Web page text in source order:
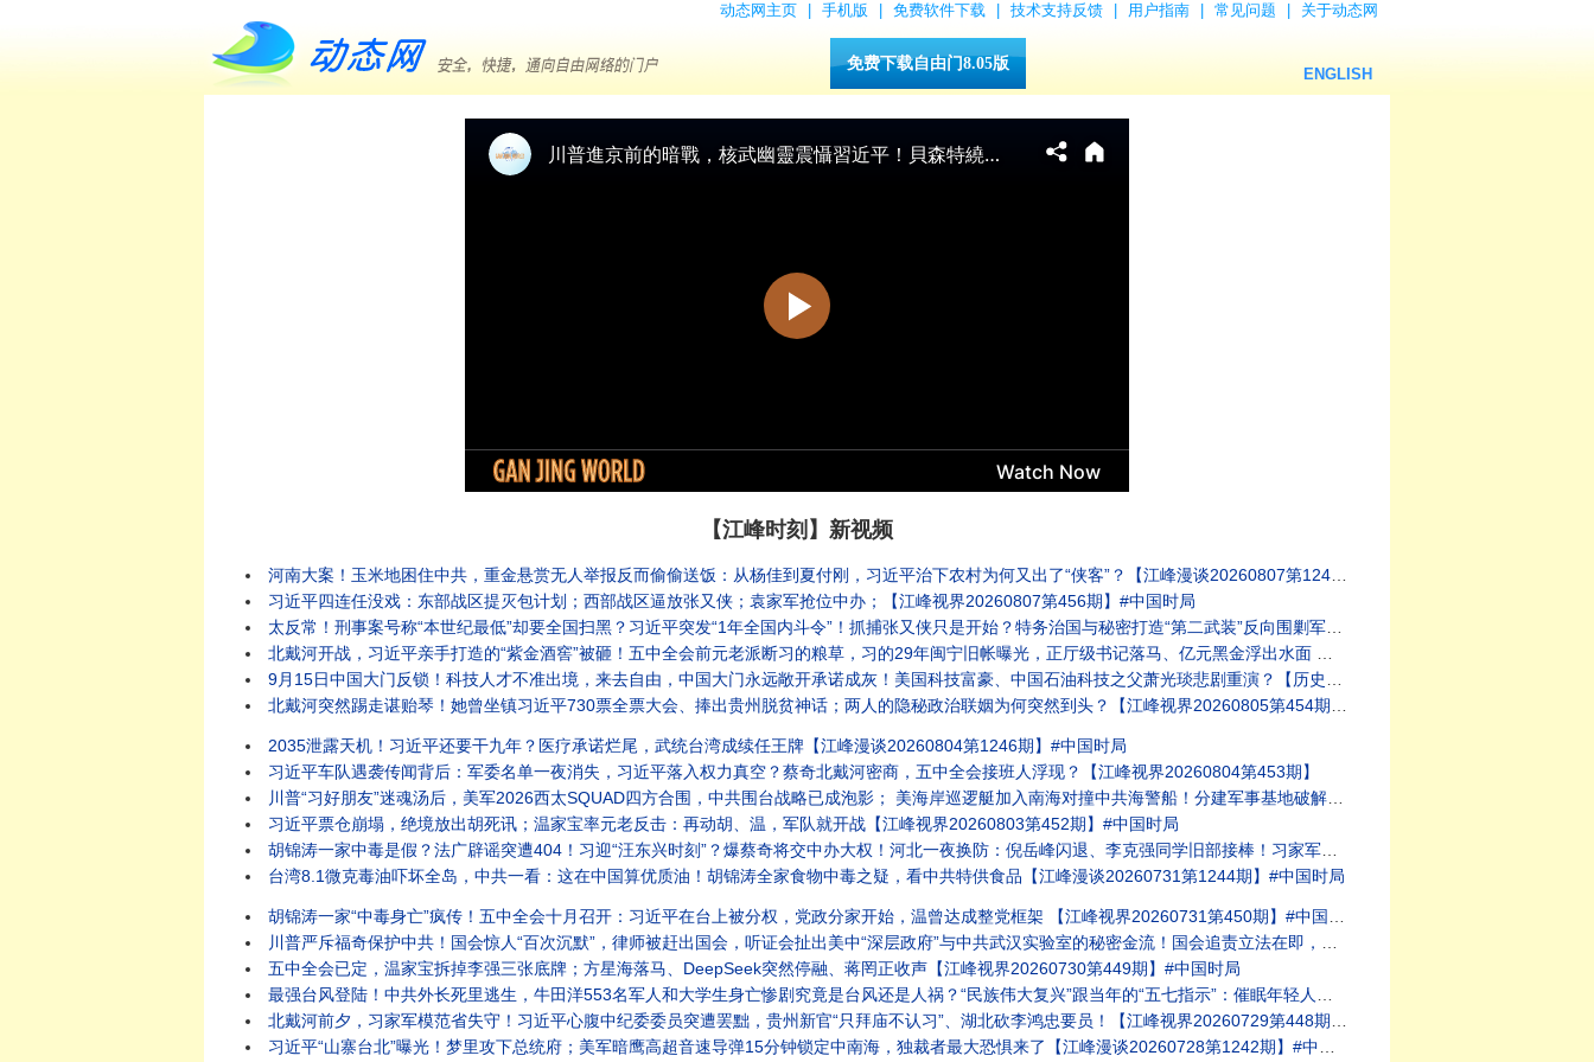
动态网主页 手机版 免费软件下载 技术支持反馈 用户指南 常见问题 关于动态网
免费下载自由门8.05版
ENGLISH
【江峰时刻】新视频
河南大案！玉米地困住中共，重金悬赏无人举报反而偷偷送饭：从杨佳到夏付刚，习近平治下农村为何又出了“侠客”？【江峰漫谈20260807第1248期】#中国时局
习近平四连任没戏：东部战区提灭包计划；西部战区逼放张又侠；袁家军抢位中办；【江峰视界20260807第456期】#中国时局
太反常！刑事案号称“本世纪最低”却要全国扫黑？习近平突发“1年全国内斗令”！抓捕张又侠只是开始？特务治国与秘密打造“第二武装”反向围剿军队【江峰漫谈20260806第1247期】#中国时局
北戴河开战，习近平亲手打造的“紫金酒窖”被砸！五中全会前元老派断习的粮草，习的29年闽宁旧帐曝光，正厅级书记落马、亿元黑金浮出水面 【江峰视界20260806第455期】#中国时局
9月15日中国大门反锁！科技人才不准出境，来去自由，中国大门永远敞开承诺成灰！美国科技富豪、中国石油科技之父萧光琰悲剧重演？【历史上的今天20260805第414期】#中国时局
北戴河突然踢走谌贻琴！她曾坐镇习近平730票全票大会、捧出贵州脱贫神话；两人的隐秘政治联姻为何突然到头？【江峰视界20260805第454期】#中国时局
2035泄露天机！习近平还要干九年？医疗承诺烂尾，武统台湾成续任王牌【江峰漫谈20260804第1246期】#中国时局
习近平车队遇袭传闻背后：军委名单一夜消失，习近平落入权力真空？蔡奇北戴河密商，五中全会接班人浮现？【江峰视界20260804第453期】
川普“习好朋友”迷魂汤后，美军2026西太SQUAD四方合围，中共围台战略已成泡影； 美海岸巡逻艇加入南海对撞中共海警船！分建军事基地破解饱和攻击，暗鹰15分钟精准打击中南海【江峰漫谈 20260803第1245期】#中美对抗
习近平票仓崩塌，绝境放出胡死讯；温家宝率元老反击：再动胡、温，军队就开战【江峰视界20260803第452期】#中国时局
胡锦涛一家中毒是假？法广辟谣突遭404！习迎“汪东兴时刻”？爆蔡奇将交中办大权！河北一夜换防：倪岳峰闪退、李克强同学旧部接棒！习家军各自跳船抢滩！【江峰视界20260801第451期】#中国时局
台湾8.1微克毒油吓坏全岛，中共一看：这在中国算优质油！胡锦涛全家食物中毒之疑，看中共特供食品【江峰漫谈20260731第1244期】#中国时局
胡锦涛一家“中毒身亡”疯传！五中全会十月召开：习近平在台上被分权，党政分家开始，温曾达成整党框架 【江峰视界20260731第450期】#中国时局
川普严斥福奇保护中共！国会惊人“百次沉默”，律师被赶出国会，听证会扯出美中“深层政府”与中共武汉实验室的秘密金流！国会追责立法在即，北京怎么赔钱？美债核弹已上膛【江峰漫谈20260730第1243期】福奇国会听证会
五中全会已定，温家宝拆掉李强三张底牌；方星海落马、DeepSeek突然停融、蒋罔正收声【江峰视界20260730第449期】#中国时局
最强台风登陆！中共外长死里逃生，牛田洋553名军人和大学生身亡惨剧究竟是台风还是人祸？“民族伟大复兴”跟当年的“五七指示”：催眠年轻人的宏大叙事总带来人间悲剧【历史上的今天20260729第413期】#中国时局
北戴河前夕，习家军模范省失守！习近平心腹中纪委委员突遭罢黜，贵州新官“只拜庙不认习”、湖北砍李鸿忠要员！【江峰视界20260729第448期】#中国时局
习近平“山寨台北”曝光！梦里攻下总统府；美军暗鹰高超音速导弹15分钟锁定中南海，独裁者最大恐惧来了【江峰漫谈20260728第1242期】#中美对抗